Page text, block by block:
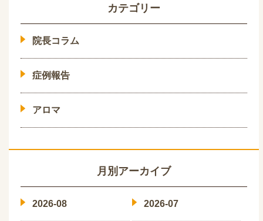
カテゴリー
院長コラム
症例報告
アロマ
月別アーカイブ
2026-08 2026-07